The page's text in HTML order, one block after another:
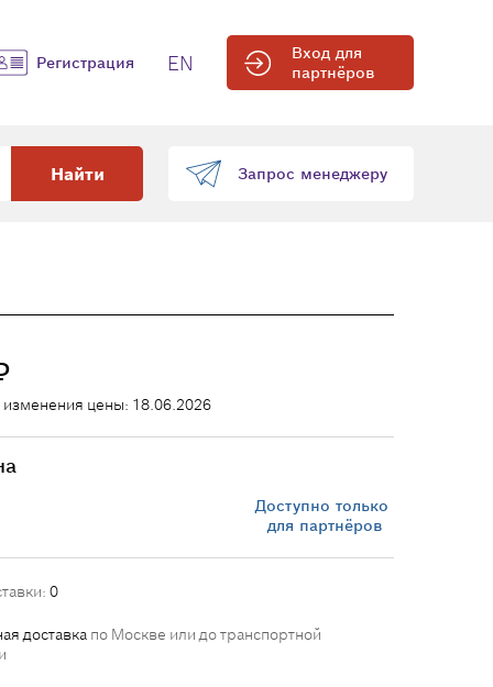
Регистрация EN
Вход для
партнёров
Найти Запрос менеджеру
изменения цены: 18.06.2026
Доступно только
для партнёров
0
доставка по Москве или до транспортной